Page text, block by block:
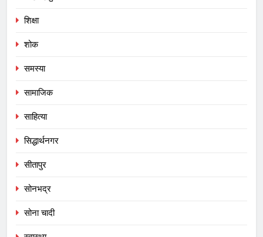
शिक्षा
शोक
समस्या
सामाजिक
साहित्या
सिद्धार्थनगर
सीतापुर
सोनभद्र
सोना चादी